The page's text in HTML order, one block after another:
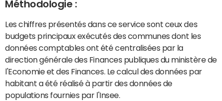
Méthodologie :
Les chiffres présentés dans ce service sont ceux des
budgets principaux exécutés des communes dont les
données comptables ont été centralisées par la
direction générale des Finances publiques du ministère de
l'Economie et des Finances. Le calcul des données par
habitant a été réalisé à partir des données de
populations fournies par l'Insee.